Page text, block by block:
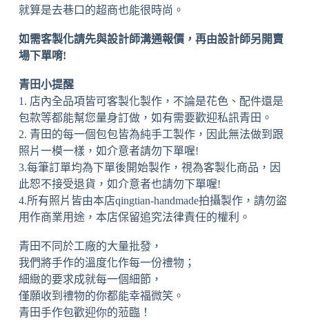
就算是去巷口的超商也能很時尚。
如需客製化請先與設計師溝通報價，再由設計師另開賣
場下單唷!
青田小提醒
1. 店內全品項皆可客製化製作，不論是花色、配件還是
包款等都能幫您量身訂做，如有需要歡迎私訊青田。
2. 青田的每一個包包皆為純手工製作，因此無法做到跟
照片一模一樣，如介意者請勿下單喔!
3.每筆訂單均為下單後開始製作，視為客製化商品，因
此恕不接受退貨，如介意者也請勿下單喔!
4.所有照片皆由本店qingtian-handmade拍攝製作，請勿盜
用作商業用途，本店保留追究法律責任的權利。
青田不同於工廠的大量批發，
我們將手作的溫度化作每一份禮物；
細緻的要求成就每一個細節，
僅願收到禮物的你都能幸福微笑。
青田手作包歡迎你的蒞臨！